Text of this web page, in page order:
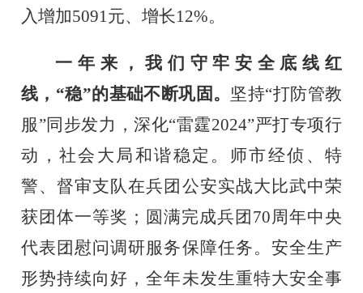
入增加5091 元、增长12%。
一年来，我们守牢安全底线红
线， “稳”的基础不断巩固。 坚持“打防管教
服”同步发力，深化“雷霆2024”严打专项行
动 ， 社会大局和谐稳定 。 师市经侦、特
警、督审支队在兵团公安实战大比武中荣
获团体一等奖； 圆满完成兵团 70周年中央
代表团慰问调研服务保障任务。 安全生产
形势持续向好，全年未发生重特大安全事